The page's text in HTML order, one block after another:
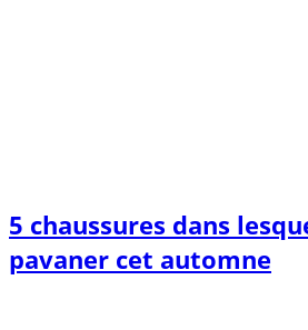
5 chaussures dans
pavaner cet automne